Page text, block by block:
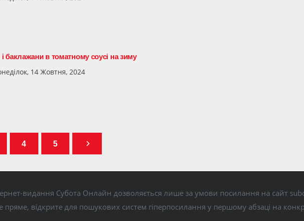
баклажани в томатному соусі на зиму
14 Жовтня, 2024
4 5
видання Субота Онлайн дозволяється лише за умови посилання на сайт
пряме, відкрите для пошукових систем гіперпосилання у першому абзаці на